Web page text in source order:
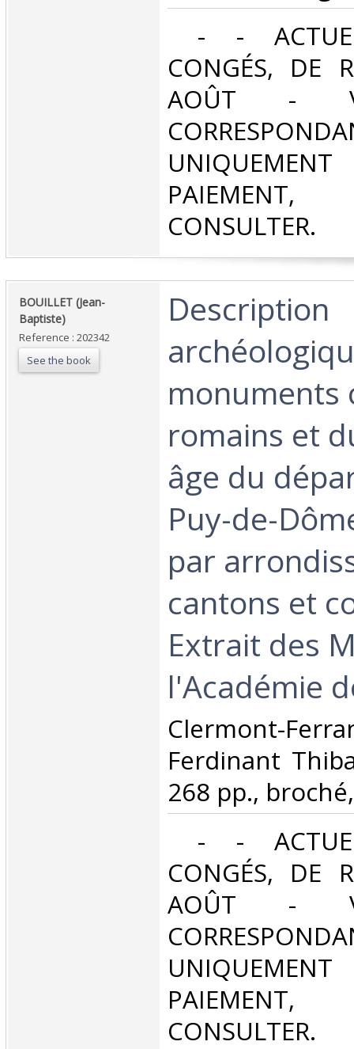
- -
CONGÉS, DE
AOÛT -
CONSULTER.‎
‎BOUILLET (Jean-
Baptiste)‎
Reference : 202342
See the book
‎Description
monuments
romains et
âge du
Puy-de-
par
cantons et
Extrait des
l'Académie
‎Clermont-
Ferdinant
268 pp.,
- -
CONGÉS, DE
AOÛT -
CONSULTER.‎